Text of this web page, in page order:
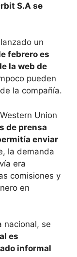
S.A se
un
febrero es
la web de
pueden
la compañía.
Union
de prensa
enviar
la demanda
era
comisiones y
en
nacional, se
es
informal